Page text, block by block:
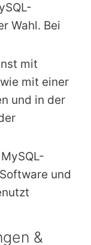
Wahl. Bei
mit
mit einer
und in der
und
&